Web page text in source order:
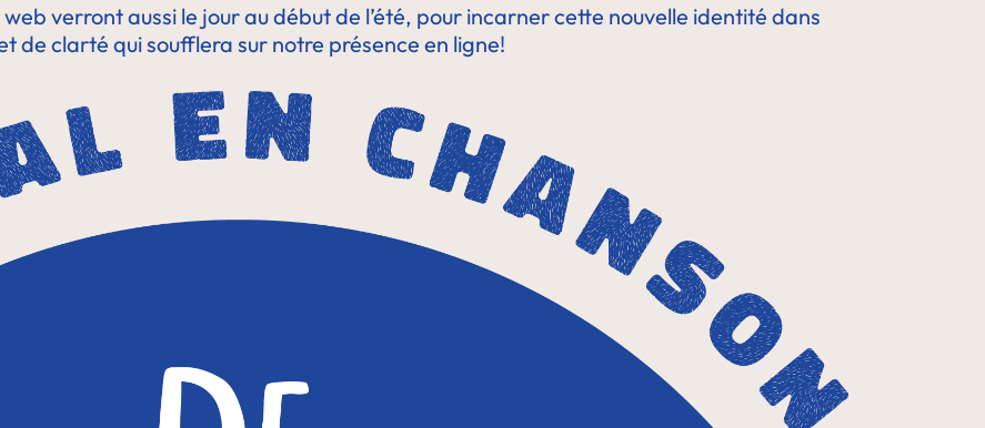
web verront aussi le jour au début de l’été, pour incarner cette nouvelle identité dans
de clarté qui soufflera sur notre présence en ligne!